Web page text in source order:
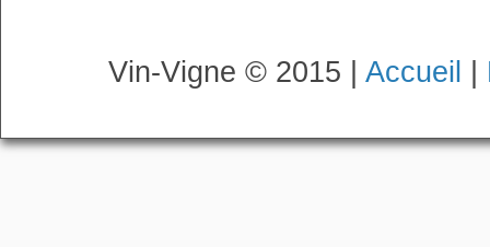
Vin-Vigne © 2015 | Accueil